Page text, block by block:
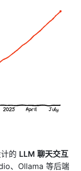
的 LLM 聊天交互
、Ollama 等后端